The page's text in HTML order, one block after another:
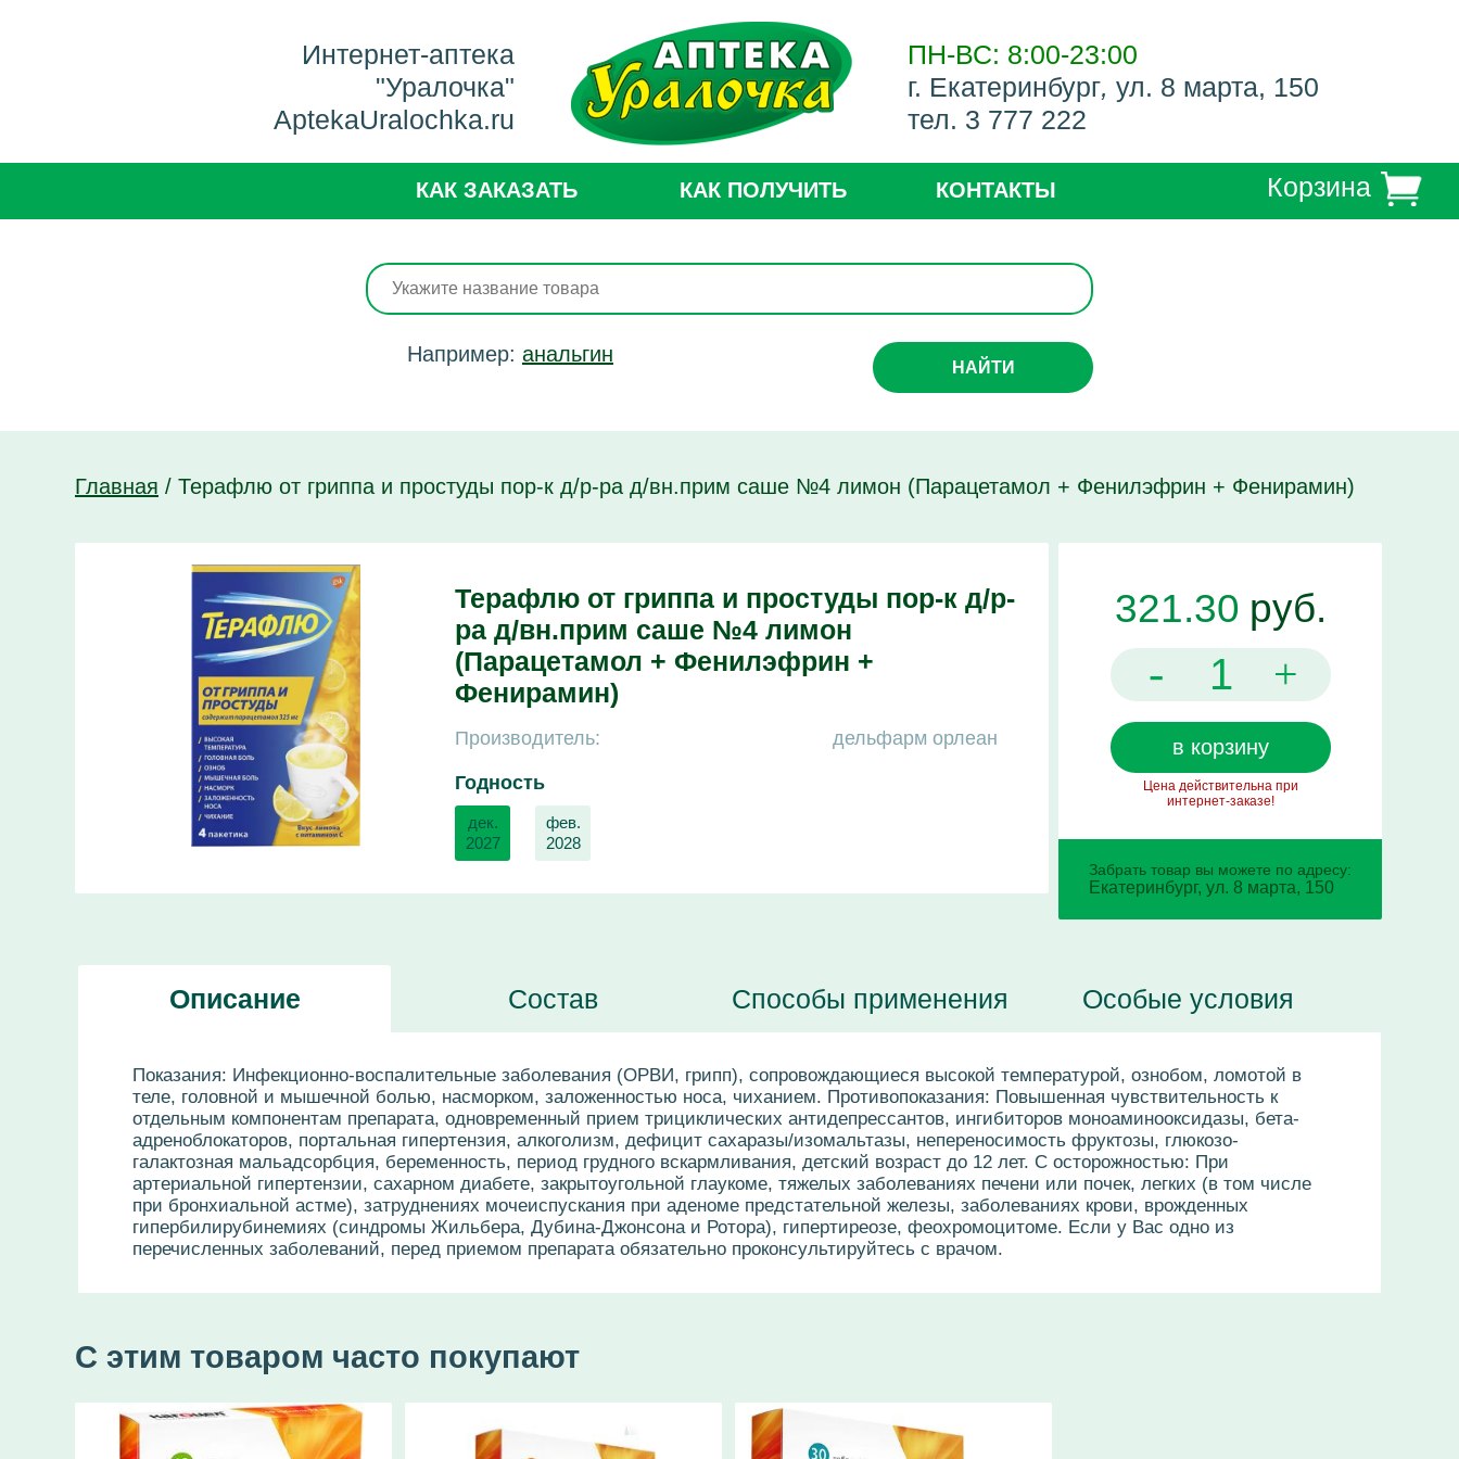
Интернет-аптека
"Уралочка"
AptekaUralochka.ru
ПН-ВС: 8:00-23:00
г. Екатеринбург, ул. 8 марта, 150
тел. 3 777 222
КАК ЗАКАЗАТЬ КАК ПОЛУЧИТЬ КОНТАКТЫ Корзина
Например: анальгин
НАЙТИ
Главная / Терафлю от гриппа и простуды пор-к д/р-ра д/вн.прим саше №4 лимон (Парацетамол + Фенилэфрин + Фенирамин)
Терафлю от гриппа и простуды пор-к д/р-
ра д/вн.прим саше №4 лимон
(Парацетамол + Фенилэфрин +
Фенирамин)
Производитель: дельфарм орлеан
Годность
дек.
2027
фев.
2028
321.30 руб.
- +
в корзину
Цена действительна при
интернет-заказе!
Забрать товар вы можете по адресу:
Екатеринбург, ул. 8 марта, 150
Описание Состав Способы применения Особые условия
Показания: Инфекционно-воспалительные заболевания (ОРВИ, грипп), сопровождающиеся высокой температурой, ознобом, ломотой в
теле, головной и мышечной болью, насморком, заложенностью носа, чиханием. Противопоказания: Повышенная чувствительность к
отдельным компонентам препарата, одновременный прием трициклических антидепрессантов, ингибиторов моноаминооксидазы, бета-
адреноблокаторов, портальная гипертензия, алкоголизм, дефицит сахаразы/изомальтазы, непереносимость фруктозы, глюкозо-
галактозная мальадсорбция, беременность, период грудного вскармливания, детский возраст до 12 лет. С осторожностью: При
артериальной гипертензии, сахарном диабете, закрытоугольной глаукоме, тяжелых заболеваниях печени или почек, легких (в том числе
при бронхиальной астме), затруднениях мочеиспускания при аденоме предстательной железы, заболеваниях крови, врожденных
гипербилирубинемиях (синдромы Жильбера, Дубина-Джонсона и Ротора), гипертиреозе, феохромоцитоме. Если у Вас одно из
перечисленных заболеваний, перед приемом препарата обязательно проконсультируйтесь с врачом.
С этим товаром часто покупают